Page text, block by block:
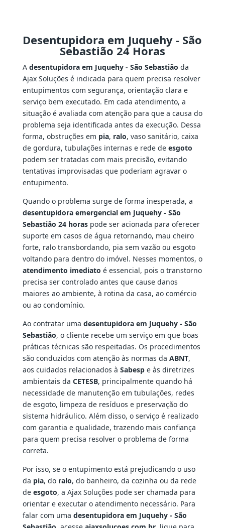
Desentupidora em Juquehy - São
Sebastião 24 Horas
A desentupidora em Juquehy - São Sebastião da
Ajax Soluções é indicada para quem precisa resolver
entupimentos com segurança, orientação clara e
serviço bem executado. Em cada atendimento, a
situação é avaliada com atenção para que a causa do
problema seja identificada antes da execução. Dessa
forma, obstruções em pia, ralo, vaso sanitário, caixa
de gordura, tubulações internas e rede de esgoto
podem ser tratadas com mais precisão, evitando
tentativas improvisadas que poderiam agravar o
entupimento.
Quando o problema surge de forma inesperada, a
desentupidora emergencial em Juquehy - São
Sebastião 24 horaspode ser acionada para oferecer
suporte em casos de água retornando, mau cheiro
forte, ralo transbordando, pia sem vazão ou esgoto
voltando para dentro do imóvel. Nesses momentos, o
atendimento imediato é essencial, pois o transtorno
precisa ser controlado antes que cause danos
maiores ao ambiente, à rotina da casa, ao comércio
ou ao condomínio.
Ao contratar uma desentupidora em Juquehy - São
Sebastião, o cliente recebe um serviço em que boas
práticas técnicas são respeitadas. Os procedimentos
são conduzidos com atenção às normas da ABNT,
aos cuidados relacionados à Sabespe às diretrizes
ambientais da CETESB, principalmente quando há
necessidade de manutenção em tubulações, redes
de esgoto, limpeza de resíduos e preservação do
sistema hidráulico. Além disso, o serviço é realizado
com garantia e qualidade, trazendo mais confiança
para quem precisa resolver o problema de forma
correta.
Por isso, se o entupimento está prejudicando o uso
da pia, do ralo, do banheiro, da cozinha ou da rede
de esgoto, a Ajax Soluções pode ser chamada para
orientar e executar o atendimento necessário. Para
falar com uma desentupidora em Juquehy - São